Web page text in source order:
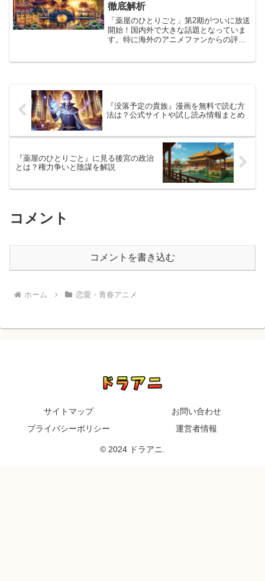
徹底解析
「薬屋のひとりごと」第2期がついに放送
開始！国内外で大きな話題となっていま
す。特に海外のアニメファンからの評価
『没落予定の貴族』漫画を無料で読む方
法は？公式サイトや試し読み情報まとめ
『薬屋のひとりごと』に見る後宮の政治
とは？権力争いと陰謀を解説
コメント
コメントを書き込む
ホーム 恋愛・青春アニメ
サイトマップ
お問い合わせ
プライバシーポリシー
運営者情報
© 2024 ドラアニ.